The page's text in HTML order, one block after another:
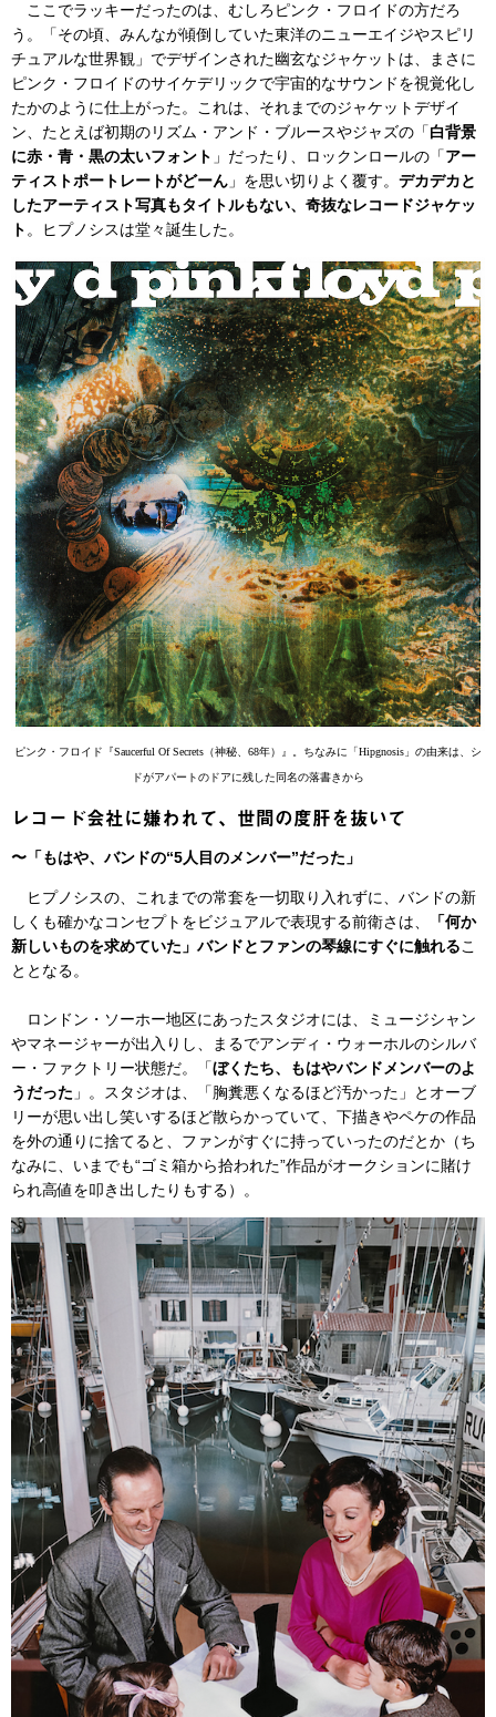
ここでラッキーだったのは、むしろピンク・フロイドの方だろ
う。「その頃、みんなが傾倒していた東洋のニューエイジやスピリ
チュアルな世界観」でデザインされた幽玄なジャケットは、まさに
ピンク・フロイドのサイケデリックで宇宙的なサウンドを視覚化し
たかのように仕上がった。これは、それまでのジャケットデザイ
ン、たとえば初期のリズム・アンド・ブルースやジャズの「白背景
に赤・青・黒の太いフォント 」だったり、ロックンロールの「アー
ティストポートレートがどーん 」を思い切りよく覆す。 デカデカと
したアーティスト写真もタイトルもない、奇抜なレコードジャケッ
ト 。ヒプノシスは堂々誕生した。
ピンク・フロイド『Saucerful Of Secrets（神秘、68年）』。ちなみに「Hipgnosis」の由来は、シ
ドがアパートのドアに残した同名の落書きから
レコード会社に嫌われて、世間の度肝を抜いて
〜「もはや、バンドの“5人目のメンバー”だった」
ヒプノシスの、これまでの常套を一切取り入れずに、バンドの新
しくも確かなコンセプトをビジュアルで表現する前衛さは、
「何か
新しいものを求めていた」バンドとファンの琴線にすぐに触れるこ
ととなる。
ロンドン・ソーホー地区にあったスタジオには、ミュージシャン
やマネージャーが出入りし、まるでアンディ・ウォーホルのシルバ
ー・ファクトリー状態だ。「ぼくたち、もはやバンドメンバーのよ
うだった 」。スタジオは、「胸糞悪くなるほど汚かった」とオーブ
リーが思い出し笑いするほど散らかっていて、下描きやペケの作品
を外の通りに捨てると、ファンがすぐに持っていったのだとか（ち
なみに、いまでも“ゴミ箱から拾われた”作品がオークションに賭け
られ高値を叩き出したりもする）。